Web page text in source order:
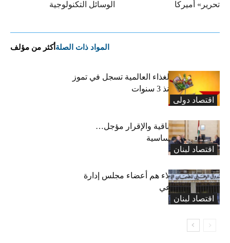
الوسائل التكنولوجية تحرير» أميركا
المواد ذات الصلة أكثر من مؤلف
اقتصاد دولی
“الفاو”: أسعار الغذاء العالمية تسجل في تموز
أعلى مستوى منذ 3 سنوات
اقتصاد لبنان
رسوم النفايات باقية والإقرار مؤجل…
واستثناء لمواد أساسية
اقتصاد لبنان
بعد 19 عاماً: هؤلاء هم أعضاء مجلس إدارة
الضمان الاجتماعي